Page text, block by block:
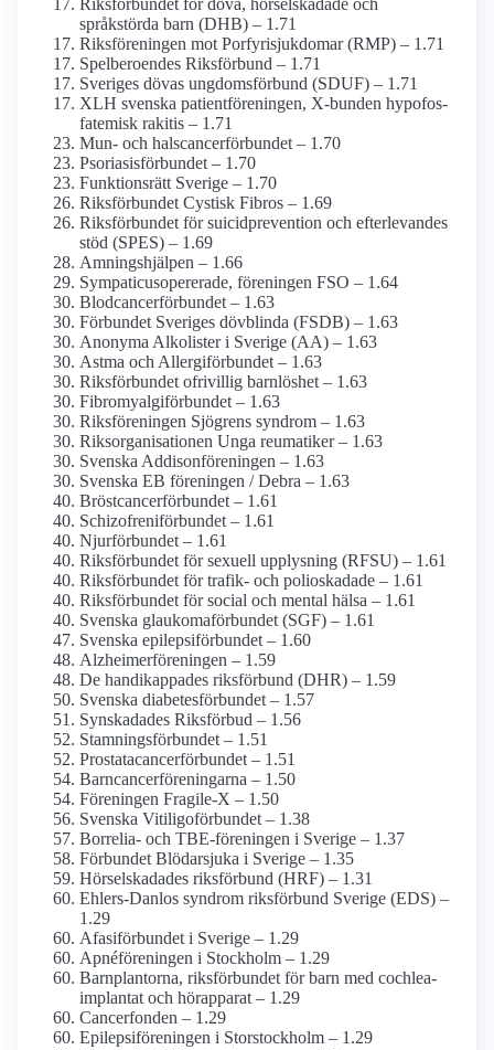
Riksförbundet för döva, hörselskadade och
språkstörda barn (DHB) – 1.71
Riksföreningen mot Porfyri­sjukdomar (RMP) – 1.71
Spelberoendes Riksförbund – 1.71
Sveriges dövas ungdomsförbund (SDUF) – 1.71
XLH svenska patient­föreningen, X-bunden hypofos­
fatemisk rakitis – 1.71
Mun- och halscancerförbundet – 1.70
Psoriasis­förbundet – 1.70
Funktionsrätt Sverige – 1.70
Riksförbundet Cystisk Fibros – 1.69
Riksförbundet för suicidprevention och efterlevandes
stöd (SPES) – 1.69
Amningshjälpen – 1.66
Sympaticus­opererade, föreningen FSO – 1.64
Blodcancerförbundet – 1.63
Förbundet Sveriges dövblinda (FSDB) – 1.63
Anonyma Alkolister i Sverige (AA) – 1.63
Astma och Allergi­förbundet – 1.63
Riksförbundet ofrivillig barnlöshet – 1.63
Fibromyalgiförbundet – 1.63
Riksföreningen Sjögrens syndrom – 1.63
Riksorganisationen Unga reumatiker – 1.63
Svenska Addisonföreningen – 1.63
Svenska EB föreningen / Debra – 1.63
Bröstcancer­förbundet – 1.61
Schizofreni­förbundet – 1.61
Njurförbundet – 1.61
Riksförbundet för sexuell upplysning (RFSU) – 1.61
Riksförbundet för trafik- och polioskadade – 1.61
Riksförbundet för social och mental hälsa – 1.61
Svenska glaukoma­förbundet (SGF) – 1.61
Svenska epilepsi­förbundet – 1.60
Alzheimerföreningen – 1.59
De handikappades riksförbund (DHR) – 1.59
Svenska diabetes­förbundet – 1.57
Synskadades Riksförbud – 1.56
Stamnings­förbundet – 1.51
Prostatacancer­förbundet – 1.51
Barncancerföreningarna – 1.50
Föreningen Fragile-X – 1.50
Svenska Vitiligo­förbundet – 1.38
Borrelia- och TBE-föreningen i Sverige – 1.37
Förbundet Blödarsjuka i Sverige – 1.35
Hörselskadades riksförbund (HRF) – 1.31
Ehlers-Danlos syndrom riks­förbund Sverige (EDS) –
1.29
Afasiförbundet i Sverige – 1.29
Apné­föreningen i Stockholm – 1.29
Barnplantorna, riksförbundet för barn med cochlea­
implantat och hörapparat – 1.29
Cancerfonden – 1.29
Epilepsi­föreningen i Stor­stockholm – 1.29